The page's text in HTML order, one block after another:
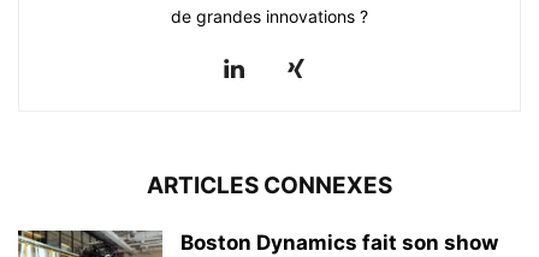
de grandes innovations ?
ARTICLES CONNEXES
Boston Dynamics fait son show